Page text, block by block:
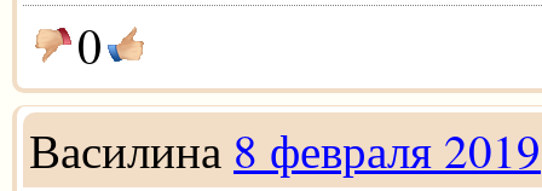
0
Василина 8 февраля 2019